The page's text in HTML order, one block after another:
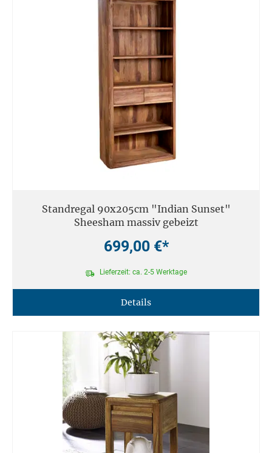
Standregal 90x205cm "Indian Sunset"
Sheesham massiv gebeizt
699,00 €*
Lieferzeit: ca. 2-5 Werktage
Details